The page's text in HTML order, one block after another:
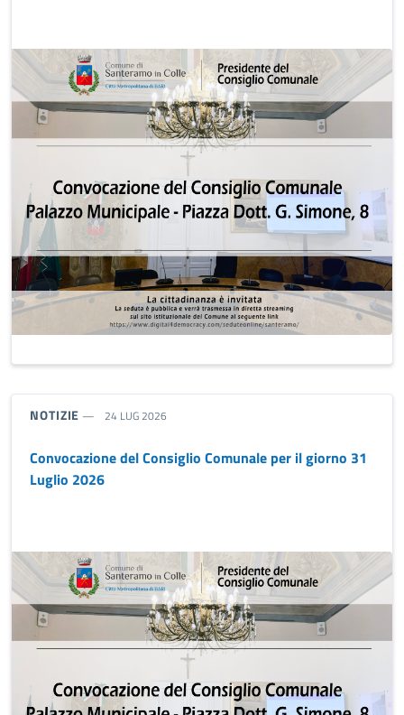
TIPO NOTIZIA:
NOTIZIE 24 LUG 2026
Convocazione del Consiglio Comunale per il giorno 31
Luglio 2026